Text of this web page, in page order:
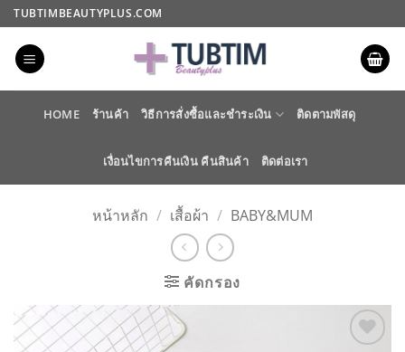
ข้าม
ไป
เนื้อหา
TUBTIMBEAUTYPLUS.COM
HOME ร้านค้า วิธีการสั่งซื้อและชำระเงิน ติดตามพัสดุ
เงื่อนไขการคืนเงิน คืนสินค้า ติดต่อเรา
หน้าหลัก / เสื้อผ้า / BABY&MUM
คัดกรอง